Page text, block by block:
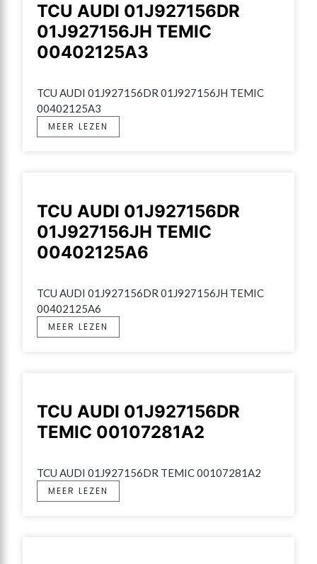
TCU AUDI 01J927156DR
01J927156JH TEMIC
00402125A3
TCU AUDI 01J927156DR 01J927156JH TEMIC
00402125A3
MEER LEZEN
TCU AUDI 01J927156DR
01J927156JH TEMIC
00402125A6
TCU AUDI 01J927156DR 01J927156JH TEMIC
00402125A6
MEER LEZEN
TCU AUDI 01J927156DR
TEMIC 00107281A2
TCU AUDI 01J927156DR TEMIC 00107281A2
MEER LEZEN